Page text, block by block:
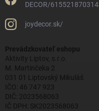
DECOR/
joydecor.sk/
Prevádzkovateľ eshopu
Aktivity Liptov, s.r.o.
M. Martinčeka 2
031 01 Liptovský Mikuláš
IČO: 46 747 923
DIČ: 2023568063
IČ DPH: SK2023568063